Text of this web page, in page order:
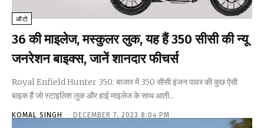
ऑटो
36 की माइलेज, मस्कुलर लुक, यह हैं 350 सीसी की न्यू
जनरेशन बाइक्स, जानें शानदार फीचर्स
Royal Enfield Hunter 350: बाजार में 350 सीसी इंजन पावर की कुछ ऐसी
बाइक हैं जो स्टाइलिश लुक और हाई माइलेज के साथ आती...
KOMAL SINGH - DECEMBER 7, 2023 8:04 PM